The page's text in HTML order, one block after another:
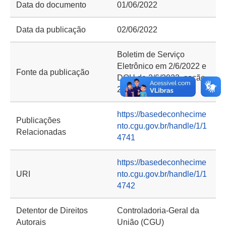
Data do documento 01/06/2022
Data da publicação 02/06/2022
Fonte da publicação
Boletim de Serviço
Eletrônico em 2/6/2022 e
DOU de 2/6/2022, seção
2, p. 58
Publicações
Relacionadas
https://basedeconhecime
nto.cgu.gov.br/handle/1/1
4741
URI
https://basedeconhecime
nto.cgu.gov.br/handle/1/1
4742
Detentor de Direitos
Autorais
Controladoria-Geral da
União (CGU)